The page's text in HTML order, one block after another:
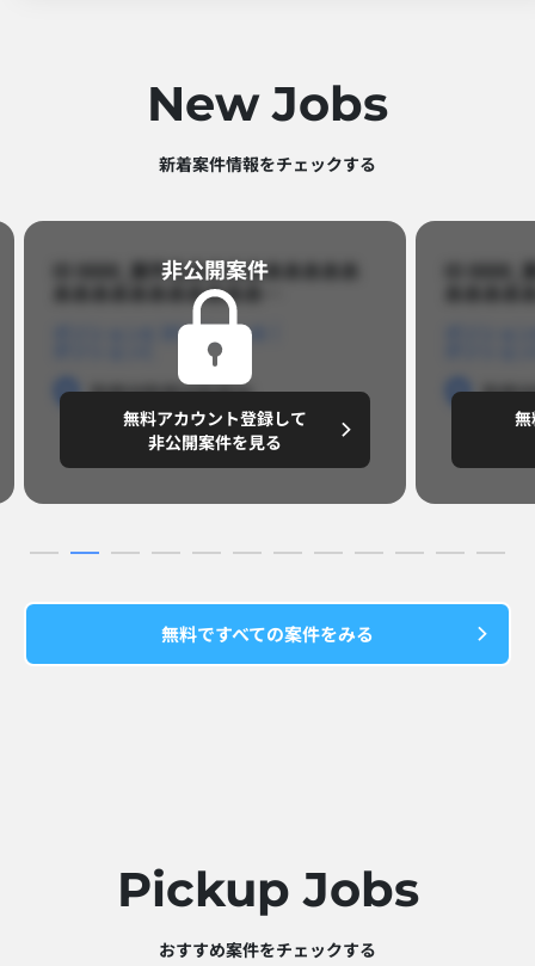
New Jobs
新着案件情報をチェックする​
ID 8888_案件名あああああああああ
あああああああああああ…​
ポジションB
勤務地勤務地勤務地
～8,888,8888円/月
非公開案件​
無料アカウント登録して
非公開案件を見る
ID
勤務地
無料ですべての案件をみる
Pickup Jobs​
おすすめ案件をチェックする